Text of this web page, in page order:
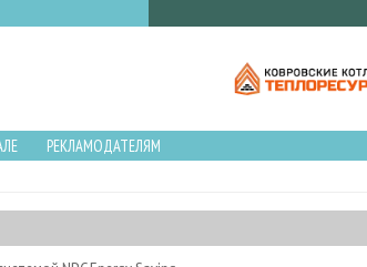
РЕКЛАМОДАТЕЛЯМ